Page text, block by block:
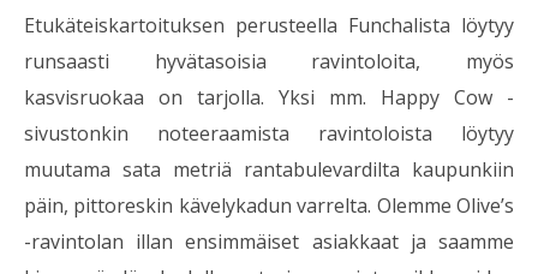
Etukäteiskartoituksen perusteella Funchalista löytyy
runsaasti hyvätasoisia ravintoloita, myös
kasvisruokaa on tarjolla. Yksi mm. Happy Cow -
sivustonkin noteeraamista ravintoloista löytyy
muutama sata metriä rantabulevardilta kaupunkiin
päin, pittoreskin kävelykadun varrelta. Olemme Olive’s
-ravintolan illan ensimmäiset asiakkaat ja saamme